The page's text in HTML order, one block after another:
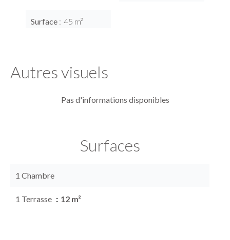
Surface 45 m²
Autres visuels
Pas d'informations disponibles
Surfaces
1 Chambre
1 Terrasse 12 m²